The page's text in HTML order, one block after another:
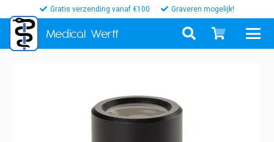
Gratis verzending vanaf €100 Graveren mogelijk!
Medical Werff